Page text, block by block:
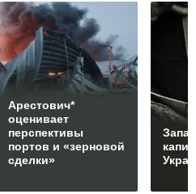
Арестович*
оценивает
перспективы
портов и «зерновой
сделки»